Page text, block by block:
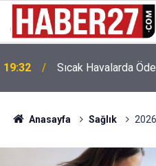
19:32 Sıcak Havalarda
Anasayfa Sağlık